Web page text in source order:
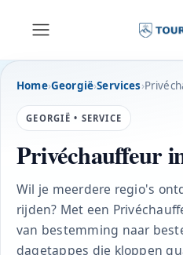
Home›Georgië›Services›
GEORGIË • SERVICE
Privéchauffeur
Wil je meerdere regio's
rijden? Met een
van bestemming naar
dagetappes die kloppen